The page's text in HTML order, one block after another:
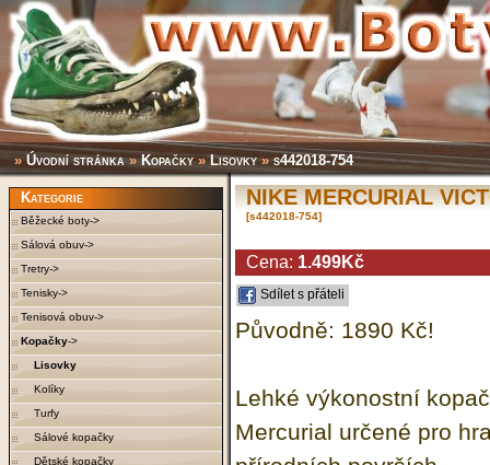
» Úvodní stránka»Kopačky »Lisovky»s442018-754
Kategorie
Běžecké boty->
Sálová obuv->
Tretry->
Tenisky->
Tenisová obuv->
Kopačky->
Lisovky
Kolíky
Turfy
Sálové kopačky
Dětské kopačky
NIKE MERCURIAL
[s442018-754]
Cena: 1.499Kč
Sdílet s přáteli
Původně: 1890 Kč!
Lehké výkonostní
Mercurial určené pro